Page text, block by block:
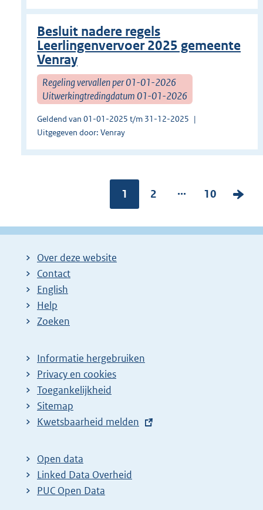
Besluit nadere regels
Leerlingenvervoer 2025 gemeente
Venray
Regeling vervallen per 01-01-2026
Uitwerkingtredingdatum 01-01-2026
Geldend van 01-01-2025 t/m 31-12-2025
Uitgegeven door: Venray
Pagina:
1
P
g
2 ...
P
g
10
V
l
Over deze website
Contact
English
Help
Zoeken
Informatie hergebruiken
Privacy en cookies
Toegankelijkheid
Sitemap
E
t
e
r
Kwetsbaarheid melden
Open data
Linked Data Overheid
PUC Open Data